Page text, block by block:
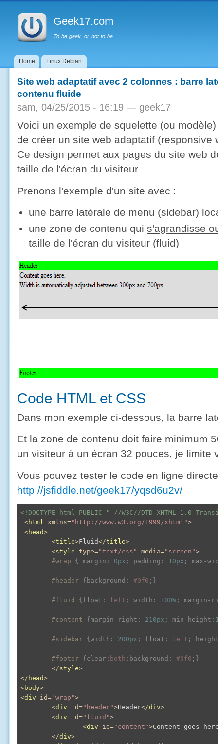
Geek17.com
To be geek, or not to be...
Home Linux Debian
Site web adaptatif avec 2 colonnes : barre
contenu fluide
sam, 04/25/2015 - 16:19 — geek17
Voici un exemple de squelette (ou
de créer un site web adaptatif (responsive
Ce design permet aux pages du site web
taille de l'écran du visiteur.
Prenons l'exemple d'un site avec :
une barre latérale de menu (sidebar)
une zone de contenu quis'agrandisse
taille de l'écran du visiteur (fluid)
Code HTML et CSS
Dans mon exemple ci-dessous, la barre
Et la zone de contenu doit faire minimum
un visiteur à un écran 32 pouces, je limite
Vous pouvez tester le code en ligne
http://jsfiddle.net/geek17/yqsd6u2v/
<!DOCTYPE html PUBLIC "-//W3C//DTD XHTML 1.0
<html xmlns="http://www.w3.org/1999/xhtml">
<head>
<title>Fluid</title>
<style type="text/css" media="screen">
#wrap
{ margin : 0px ; padding : 10px ; max-
#header { background : #0f0 ; }
#fluid { float : left ; width : 100%; margin-
#content { margin-right : 210px ; min-height :
#sidebar { width : 200px ; float : left ;
#footer { clear: both ; background : #0f0 ; }
</style>
</ head>
<body>
<div id="wrap">
<div id="header">Header</div>
<div id="fluid">
<div id="content">Content goes
</div>